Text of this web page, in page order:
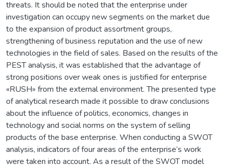
threats. It should be noted that the enterprise under
investigation can occupy new segments on the market due
to the expansion of product assortment groups,
strengthening of business reputation and the use of new
technologies in the field of sales. Based on the results of the
PEST analysis, it was established that the advantage of
strong positions over weak ones is justified for enterprise
«RUSH» from the external environment. The presented type
of analytical research made it possible to draw conclusions
about the influence of politics, economics, changes in
technology and social norms on the system of selling
products of the base enterprise. When conducting a SWOT
analysis, indicators of four areas of the enterprise’s work
were taken into account. As a result of the SWOT model